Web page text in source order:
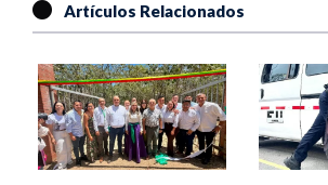
Artículos Relacionados